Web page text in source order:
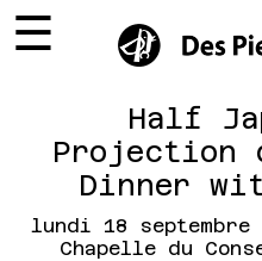
☰
Half
Projection
Dinner
lundi 18 septembre
Chapelle du